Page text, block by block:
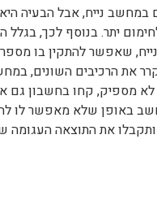
במחשב נייח, אבל הבעיה היא
יתר. בנוסף לכך, בגלל
שאפשר להתקין בו מספר
את הרכיבים השונים,
לא מספיק, קחו בחשבון גם
באופן שלא מאפשר לו
את התוצאה העגומה